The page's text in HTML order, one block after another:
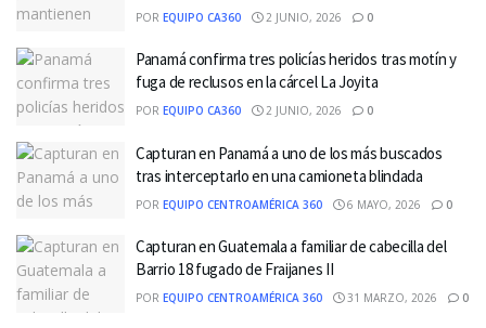
POR EQUIPO CA360 2 JUNIO, 2026 0
Panamá confirma tres policías heridos tras motín y
fuga de reclusos en la cárcel La Joyita
POR EQUIPO CA360 2 JUNIO, 2026 0
Capturan en Panamá a uno de los más buscados
tras interceptarlo en una camioneta blindada
POR EQUIPO CENTROAMÉRICA 360 6 MAYO, 2026 0
Capturan en Guatemala a familiar de cabecilla del
Barrio 18 fugado de Fraijanes II
POR EQUIPO CENTROAMÉRICA 360 31 MARZO, 2026 0